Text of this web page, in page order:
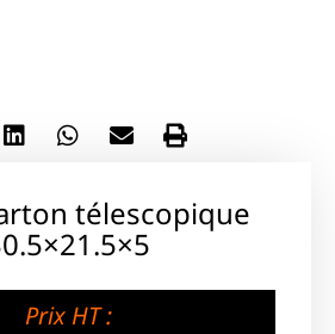
télescopique
Prix HT :